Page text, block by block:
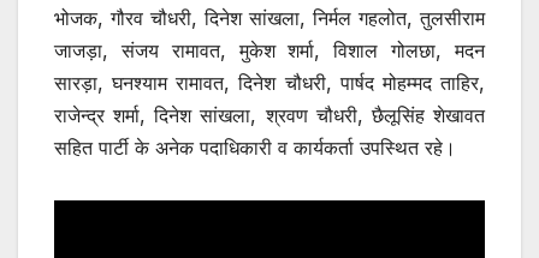
भोजक, गौरव चौधरी, दिनेश सांखला, निर्मल गहलोत, तुलसीराम
जाजड़ा, संजय रामावत, मुकेश शर्मा, विशाल गोलछा, मदन
सारड़ा, घनश्याम रामावत, दिनेश चौधरी, पार्षद मोहम्मद ताहिर,
राजेन्द्र शर्मा, दिनेश सांखला, श्रवण चौधरी, छैलूसिंह शेखावत
सहित पार्टी के अनेक पदाधिकारी व कार्यकर्ता उपस्थित रहे।